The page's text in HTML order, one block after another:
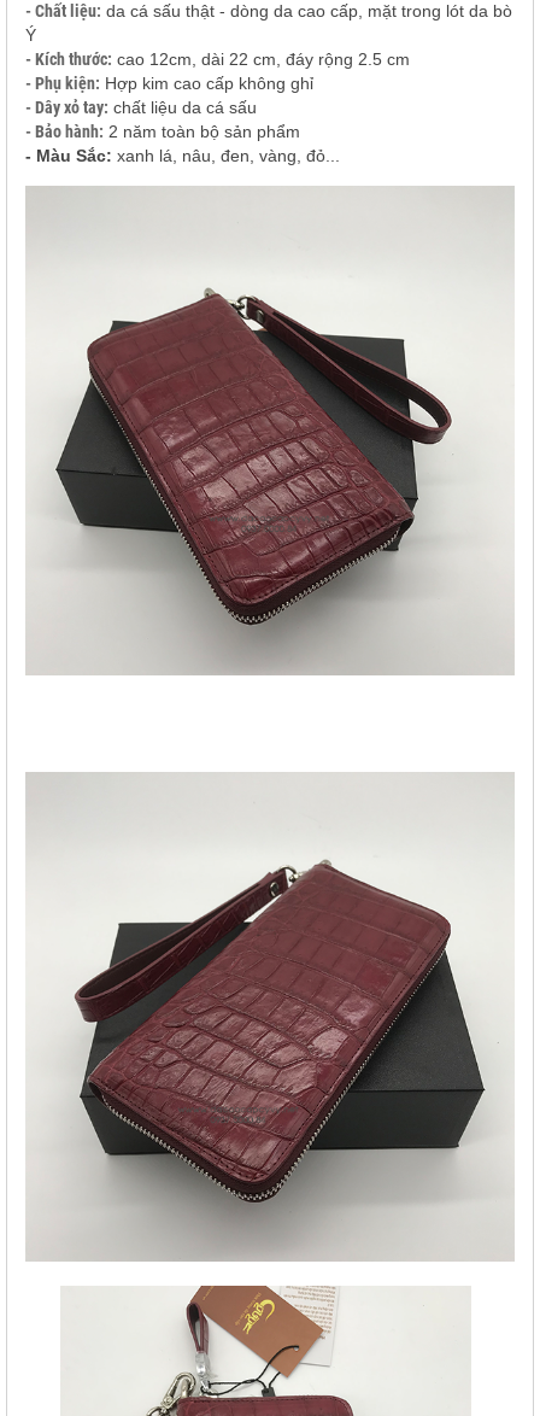
- Chất liệu: da cá sấu thật - dòng da cao cấp, mặt trong lót da bò
Ý
- Kích thước: cao 12cm, dài 22 cm, đáy rộng 2.5 cm
- Phụ kiện: Hợp kim cao cấp không ghỉ
- Dây xỏ tay: chất liệu da cá sấu
- Bảo hành: 2 năm toàn bộ sản phẩm
- Màu Sắc: xanh lá, nâu, đen, vàng, đỏ...